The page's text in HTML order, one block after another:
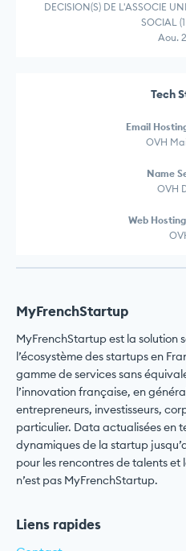
DECISION(S) DE L'ASSOCIE
SOCIAL
Aou.
Tech
Email
OVH
Name
OVH
Web
MyFrenchStartup
MyFrenchStartup est la solution
l’écosystème des startups en
gamme de services sans
l’innovation française, en
entrepreneurs, investisseurs,
particulier. Data actualisées en
dynamiques de la startup
pour les rencontres de talents
n’est pas MyFrenchStartup.
Liens rapides